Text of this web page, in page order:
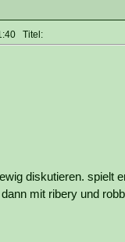
Titel:
diskutieren. spielt
mit ribery und